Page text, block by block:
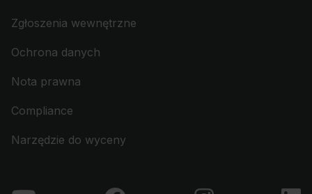
Zgłoszenia wewnętrzne
Ochrona danych
Nota prawna
Compliance
Narzędzie do wyceny